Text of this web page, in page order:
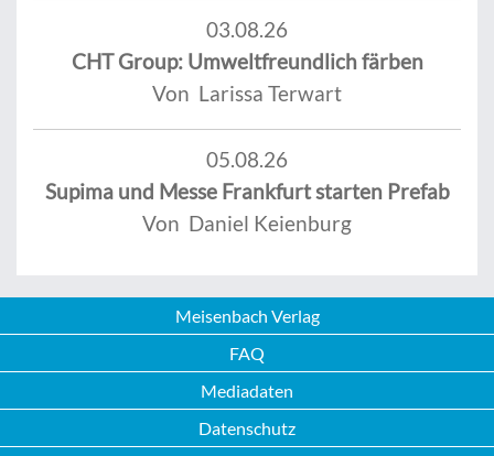
03.08.26
CHT Group: Umweltfreundlich färben
Von Larissa Terwart
05.08.26
Supima und Messe Frankfurt starten Prefab
Von Daniel Keienburg
Meisenbach Verlag
FAQ
Mediadaten
Datenschutz